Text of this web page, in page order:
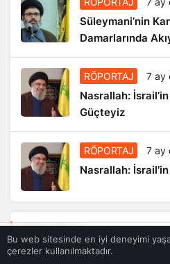
Süleymani’nin
Damarlarında
RÖPORTAJ 7 ay
Nasrallah:
Güçteyiz
RÖPORTAJ 7 ay
Nasrallah: İsrail’in
Manşetler
Bu web sitesinde en iyi deneyimi
çerezler kullanılmaktadır.
Anasayfa Akış